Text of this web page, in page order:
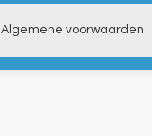
Algemene voorwaarden